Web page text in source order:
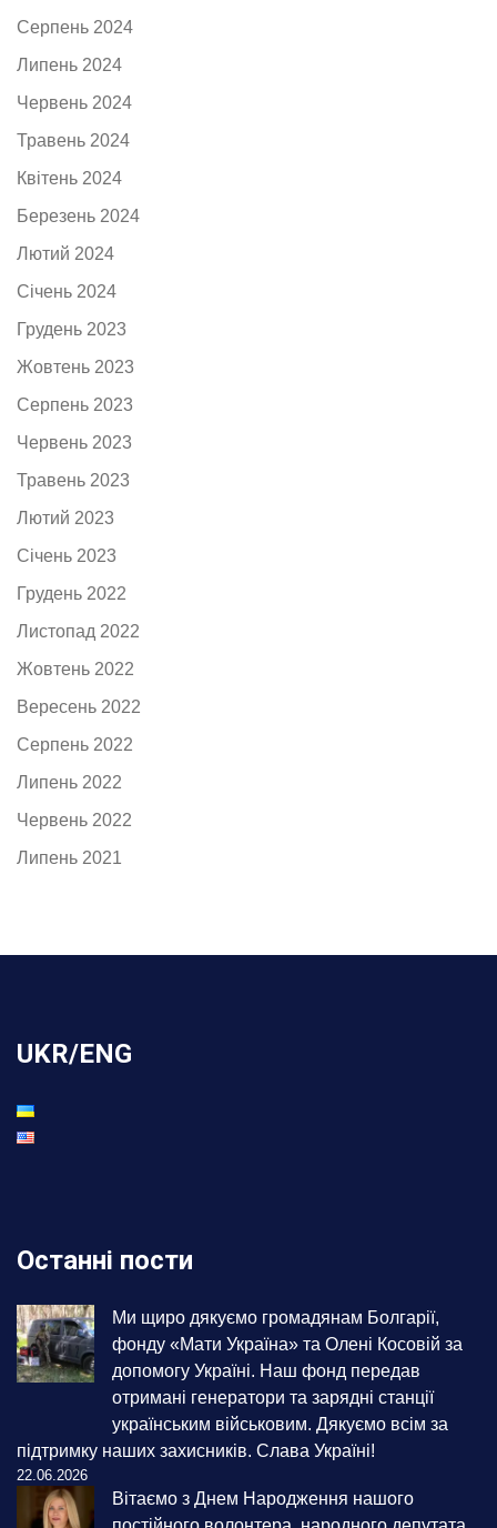
Серпень 2024
Липень 2024
Червень 2024
Травень 2024
Квітень 2024
Березень 2024
Лютий 2024
Січень 2024
Грудень 2023
Жовтень 2023
Серпень 2023
Червень 2023
Травень 2023
Лютий 2023
Січень 2023
Грудень 2022
Листопад 2022
Жовтень 2022
Вересень 2022
Серпень 2022
Липень 2022
Червень 2022
Липень 2021
UKR/ENG
Останні пости
Ми щиро дякуємо громадянам Болгарії,
фонду «Мати Україна» та Олені Косовій за
допомогу Україні. Наш фонд передав
отримані генератори та зарядні станції
українським військовим. Дякуємо всім за
підтримку наших захисників. Слава Україні!
22.06.2026
Вітаємо з Днем Народження нашого